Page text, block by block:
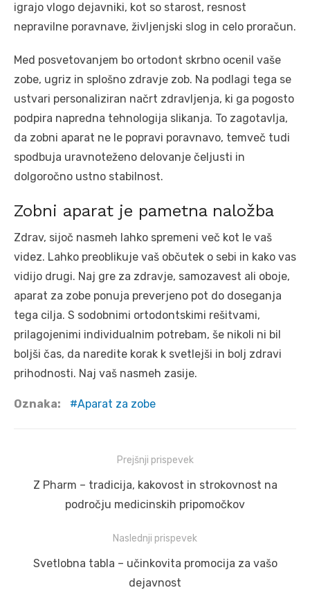
igrajo vlogo dejavniki, kot so starost, resnost
nepravilne poravnave, življenjski slog in celo proračun.
Med posvetovanjem bo ortodont skrbno ocenil vaše
zobe, ugriz in splošno zdravje zob. Na podlagi tega se
ustvari personaliziran načrt zdravljenja, ki ga pogosto
podpira napredna tehnologija slikanja. To zagotavlja,
da zobni aparat ne le popravi poravnavo, temveč tudi
spodbuja uravnoteženo delovanje čeljusti in
dolgoročno ustno stabilnost.
Zobni aparat je pametna naložba
Zdrav, sijoč nasmeh lahko spremeni več kot le vaš
videz. Lahko preoblikuje vaš občutek o sebi in kako vas
vidijo drugi. Naj gre za zdravje, samozavest ali oboje,
aparat za zobe ponuja preverjeno pot do doseganja
tega cilja. S sodobnimi ortodontskimi rešitvami,
prilagojenimi individualnim potrebam, še nikoli ni bil
boljši čas, da naredite korak k svetlejši in bolj zdravi
prihodnosti. Naj vaš nasmeh zasije.
Oznaka: Aparat za zobe
prispevka
Prejšnji prispevek
Prejšnji
prispevek:
Z Pharm – tradicija, kakovost in strokovnost na
področju medicinskih pripomočkov
Naslednji prispevek
Naslednji
Svetlobna tabla – učinkovita promocija za vašo
dejavnost